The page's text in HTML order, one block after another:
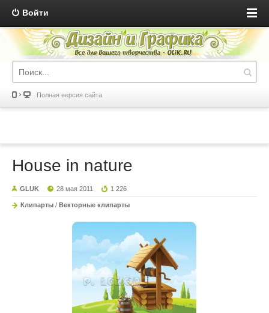
Войти
Полная версия сайта
House in nature
GLUK 28 мая 2011 1 226
Клипарты / Векторные клипарты